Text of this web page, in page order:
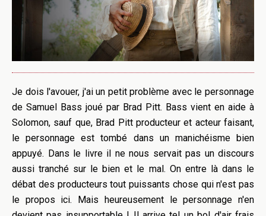
Je dois l'avouer, j'ai un petit problème avec le personnage
de Samuel Bass joué par Brad Pitt. Bass vient en aide à
Solomon, sauf que, Brad Pitt producteur et acteur faisant,
le personnage est tombé dans un manichéisme bien
appuyé. Dans le livre il ne nous servait pas un discours
aussi tranché sur le bien et le mal. On entre là dans le
débat des producteurs tout puissants chose qui n'est pas
le propos ici. Mais heureusement le personnage n'en